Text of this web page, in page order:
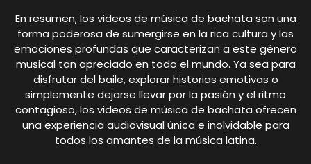
En resumen, los videos de música de bachata son una
forma poderosa de sumergirse en la rica cultura y las
emociones profundas que caracterizan a este género
musical tan apreciado en todo el mundo. Ya sea para
disfrutar del baile, explorar historias emotivas o
simplemente dejarse llevar por la pasión y el ritmo
contagioso, los videos de música de bachata ofrecen
una experiencia audiovisual única e inolvidable para
todos los amantes de la música latina.